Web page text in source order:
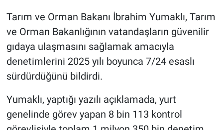
Tarım ve Orman Bakanı İbrahim Yumaklı, Tarım
ve Orman Bakanlığının vatandaşların güvenilir
gıdaya ulaşmasını sağlamak amacıyla
denetimlerini 2025 yılı boyunca 7/24 esaslı
sürdürdüğünü bildirdi.
Yumaklı, yaptığı yazılı açıklamada, yurt
genelinde görev yapan 8 bin 113 kontrol